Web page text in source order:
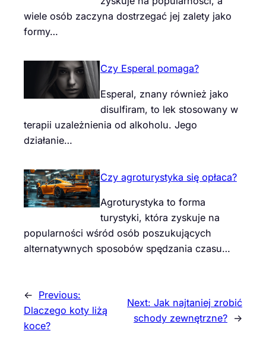
wiele osób zaczyna dostrzegać jej zalety jako
formy…
Czy Esperal pomaga?
Esperal, znany również jako
disulfiram, to lek stosowany w
terapii uzależnienia od alkoholu. Jego
działanie…
Czy agroturystyka się opłaca?
Agroturystyka to forma
turystyki, która zyskuje na
popularności wśród osób poszukujących
alternatywnych sposobów spędzania czasu…
← Previous:
Dlaczego koty liżą
koce?
Next: Jak najtaniej zrobić
schody zewnętrzne? →